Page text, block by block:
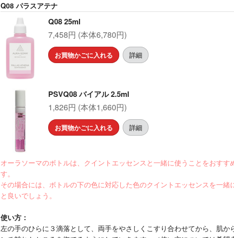
Q08 パラスアテナ
Q08 25ml
7,458円 (本体6,780円)
お買物かごに入れる 詳細
PSVQ08 バイアル 2.5ml
1,826円 (本体1,660円)
お買物かごに入れる 詳細
オーラソーマのボトルは、クイントエッセンスと一緒に使うことをおすす
す。
その場合には、ボトルの下の色に対応した色のクイントエッセンスを一緒
と良いでしょう。
使い方：
左の手のひらに３滴落として、両手をやさしくこすり合わせてから、肌か